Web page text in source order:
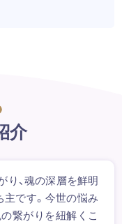
介
り、魂の深層を鮮明
です。今世の悩み
繋がりを紐解くこ